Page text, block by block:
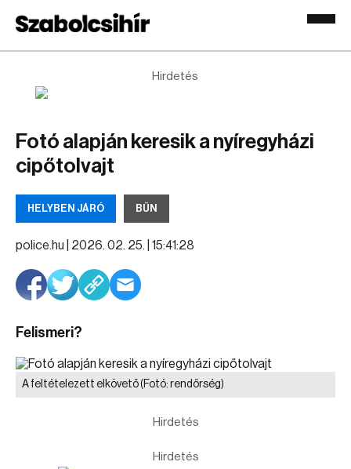
Hirdetés
Fotó alapján keresik a nyíregyházi
cipőtolvajt
HELYBEN JÁRÓ BŰN
police.hu | 2026. 02. 25. | 15:41:28
Felismeri?
A feltételezett elkövető(Fotó: rendőrség)
Hirdetés
Hirdetés